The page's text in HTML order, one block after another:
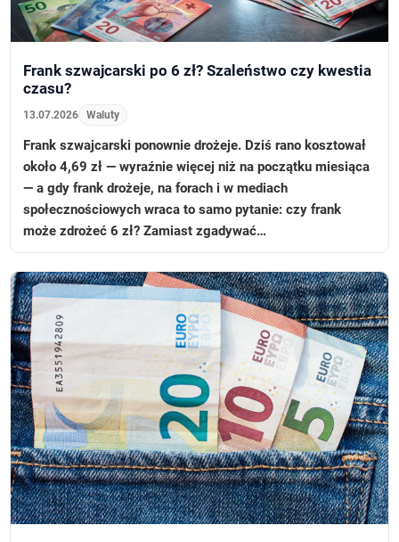
Frank szwajcarski po 6 zł? Szaleństwo czy kwestia
czasu?
13.07.2026 Waluty
Frank szwajcarski ponownie drożeje. Dziś rano kosztował
około 4,69 zł — wyraźnie więcej niż na początku miesiąca
— a gdy frank drożeje, na forach i w mediach
społecznościowych wraca to samo pytanie: czy frank
może zdrożeć 6 zł? Zamiast zgadywać…